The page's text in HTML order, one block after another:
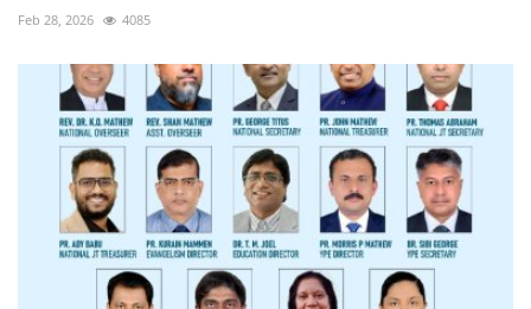
Feb 28, 2026 4085